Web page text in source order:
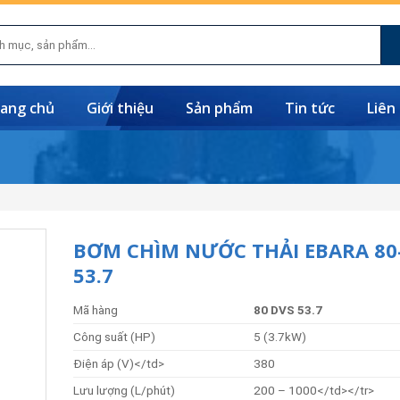
chủ Giới thiệu Sản phẩm Tin tức Liên
BƠM CHÌM NƯỚC THẢI EBARA
53.7
Mã hàng
80 DVS 53.7
Công suất (HP)
5 (3.7kW)
Điện áp (V)</td>
380
Lưu lượng (L/phút)
200 – 1000</td></tr>